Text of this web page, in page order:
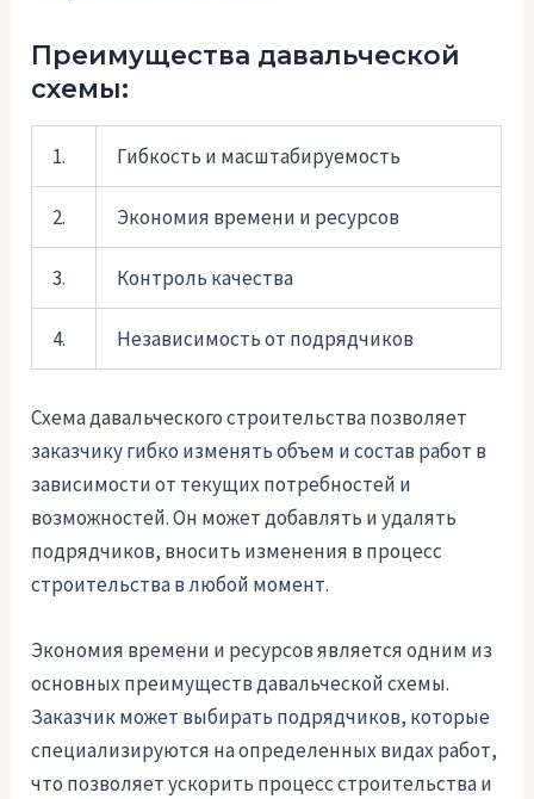
Преимущества давальческой
схемы:
1. Гибкость и масштабируемость
2. Экономия времени и ресурсов
3. Контроль качества
4. Независимость от подрядчиков
Схема давальческого строительства позволяет
заказчику гибко изменять объем и состав работ в
зависимости от текущих потребностей и
возможностей. Он может добавлять и удалять
подрядчиков, вносить изменения в процесс
строительства в любой момент.
Экономия времени и ресурсов является одним из
основных преимуществ давальческой схемы.
Заказчик может выбирать подрядчиков, которые
специализируются на определенных видах работ,
что позволяет ускорить процесс строительства и